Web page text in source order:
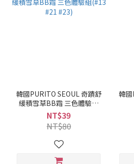
韓國PURITO SEOUL 奇蹟舒
緩積雪草BB霜 三色體驗組
(#13 #21 #23)
NT$39
NT$80
韓國